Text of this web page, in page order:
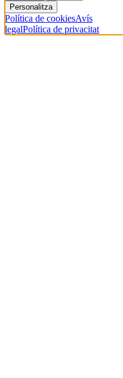
Personalitza
Política de cookiesAvís
legalPolítica de privacitat